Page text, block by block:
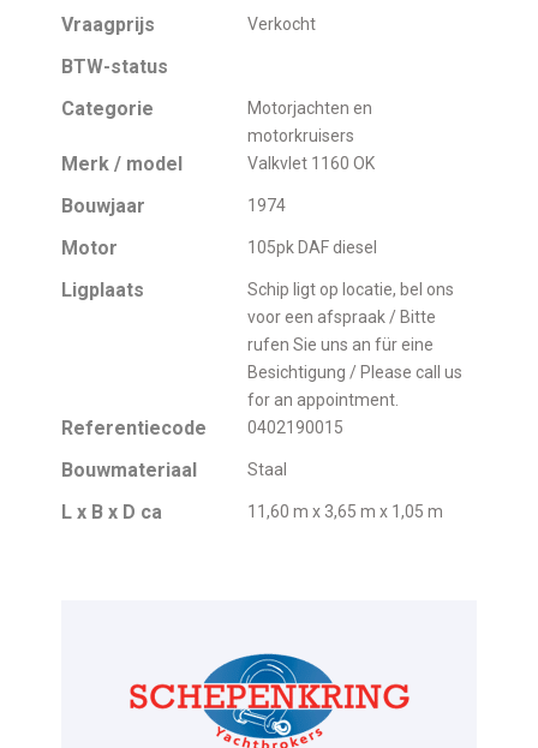
Vraagprijs Verkocht
BTW-status
Categorie
Motorjachten en
motorkruisers
Merk / model Valkvlet 1160 OK
Bouwjaar 1974
Motor 105pk DAF diesel
Ligplaats
Schip ligt op locatie, bel ons
voor een afspraak / Bitte
rufen Sie uns an für eine
Besichtigung / Please call us
for an appointment.
Referentiecode 0402190015
Bouwmateriaal Staal
L x B x D ca 11,60 m x 3,65 m x 1,05 m